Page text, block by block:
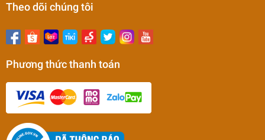
Theo dõi chúng tôi
Phương thức thanh toán